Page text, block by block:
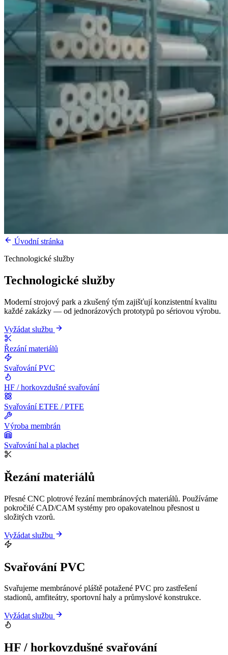
Úvodní stránka
Technologické služby
Technologické služby
Moderní strojový park a zkušený tým zajišťují konzistentní kvalitu
každé zakázky — od jednorázových prototypů po sériovou výrobu.
Vyžádat službu
Řezání materiálů
Svařování PVC
HF / horkovzdušné svařování
Svařování ETFE / PTFE
Výroba membrán
Svařování hal a plachet
Řezání materiálů
Přesné CNC plotrové řezání membránových materiálů. Používáme
pokročilé CAD/CAM systémy pro opakovatelnou přesnost u
složitých vzorů.
Vyžádat službu
Svařování PVC
Svařujeme membránové pláště potažené PVC pro zastřešení
stadionů, amfiteátry, sportovní haly a průmyslové konstrukce.
Vyžádat službu
HF / horkovzdušné svařování